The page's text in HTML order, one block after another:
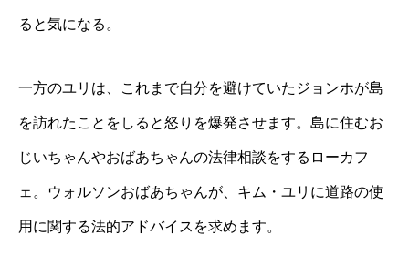
ると気になる。
一方のユリは、これまで自分を避けていたジョンホが島
を訪れたことをしると怒りを爆発させます。島に住むお
じいちゃんやおばあちゃんの法律相談をするローカフ
ェ。ウォルソンおばあちゃんが、キム・ユリに道路の使
用に関する法的アドバイスを求めます。